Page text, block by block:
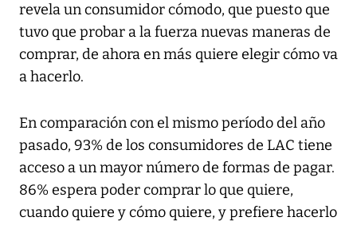
revela un consumidor cómodo, que puesto que
tuvo que probar a la fuerza nuevas maneras de
comprar, de ahora en más quiere elegir cómo va
a hacerlo.
En comparación con el mismo período del año
pasado, 93% de los consumidores de LAC tiene
acceso a un mayor número de formas de pagar.
86% espera poder comprar lo que quiere,
cuando quiere y cómo quiere, y prefiere hacerlo